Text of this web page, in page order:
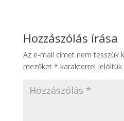
Hozzászólás írása
Az e-mail címet nem tesszük
mezőket * karakterrel jelöltük